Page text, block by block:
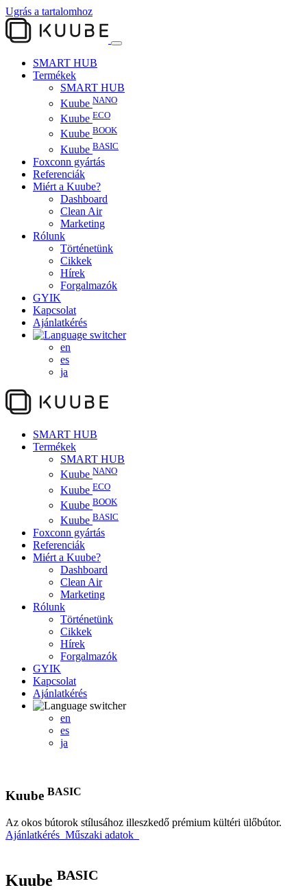
Ugrás a tartalomhoz
SMART HUB
Termékek
SMART HUB
Kuube NANO
Kuube ECO
Kuube BOOK
Kuube BASIC
Foxconn gyártás
Referenciák
Miért a Kuube?
Dashboard
Clean Air
Marketing
Rólunk
Történetünk
Cikkek
Hírek
Forgalmazók
GYIK
Kapcsolat
Ajánlatkérés
en
es
ja
SMART HUB
Termékek
SMART HUB
Kuube NANO
Kuube ECO
Kuube BOOK
Kuube BASIC
Foxconn gyártás
Referenciák
Miért a Kuube?
Dashboard
Clean Air
Marketing
Rólunk
Történetünk
Cikkek
Hírek
Forgalmazók
GYIK
Kapcsolat
Ajánlatkérés
en
es
ja
Kuube BASIC
Az okos bútorok stílusához illeszkedő prémium kültéri ülőbútor.
Ajánlatkérés Műszaki adatok
Kuube BASIC